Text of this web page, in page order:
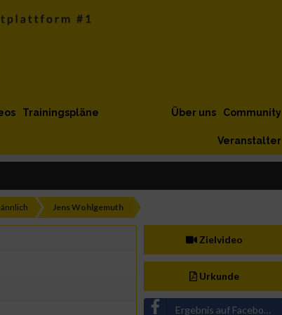
Trainingspläne Community
Über uns
Veranstalter
Jens Wohlgemuth
Zielvideo
Urkunde
Ergebnis auf Facebook teilen